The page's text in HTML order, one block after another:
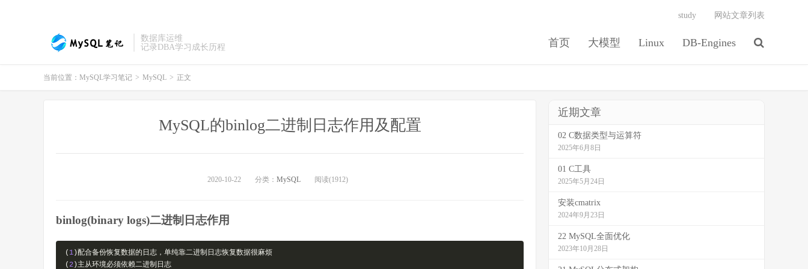
数据库运维
记录DBA学习成长历程
首页 大模型 Linux DB-Engines
study 网站文章列表
当前位置： MySQL学习笔记 > MySQL > 正文
MySQL的binlog二进制日志作用及配置
2020-10-22 分类： MySQL 阅读(1912)
binlog(binary logs)二进制日志作用
( 1 )配合备份恢复数据的日志，单纯靠二进制日志恢复数据很麻烦
(2 )主从环境必须依赖二进制日志
近期文章
02 C数据类型与运算符
2025年6月8日
01 C工具
2025年5月24日
安装cmatrix
2024年9月23日
22 MySQL全面优化
2023年10月28日